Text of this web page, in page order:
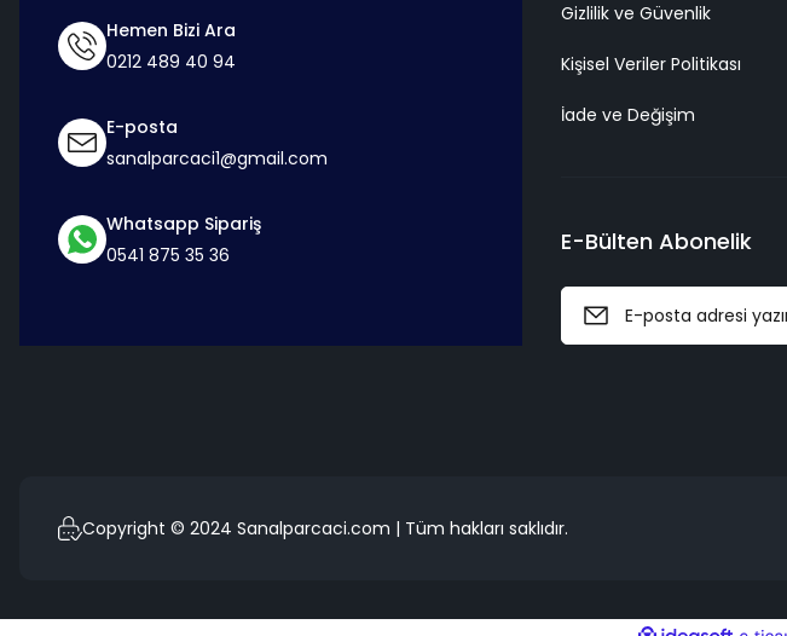
Hemen Bizi Ara
0212 489 40 94
E-posta
sanalparcaci1@gmail.com
Whatsapp Sipariş
0541 875 35 36
Gizlilik ve Güvenlik
Kişisel Veriler Politikası
İade ve Değişim
E-Bülten Abonelik
Copyright © 2024 Sanalparcaci.com | Tüm hakları saklıdır.